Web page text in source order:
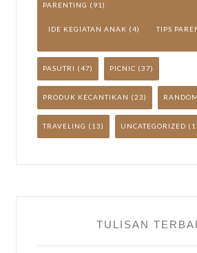
PARENTING (91)
IDE KEGIATAN ANAK (4) TIPS
PASUTRI (47) PICNIC (37)
PRODUK KECANTIKAN (23) RANDOM
TRAVELING (13) UNCATEGORIZED
TULISAN